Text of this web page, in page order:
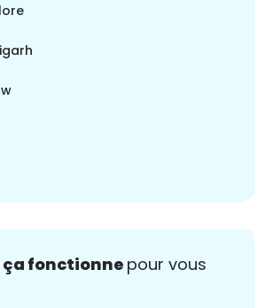
fonctionne pour vous